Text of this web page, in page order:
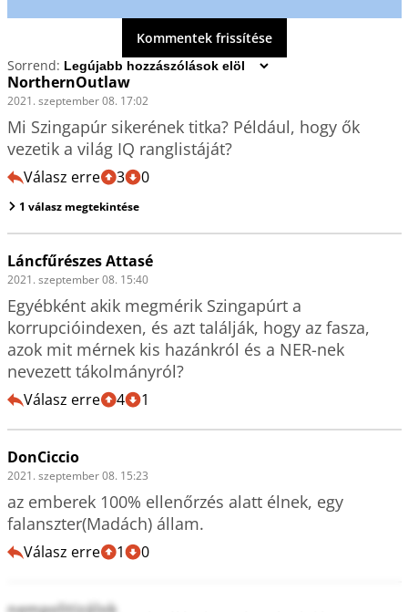
Kommentek frissítése
Sorrend:
NorthernOutlaw
2021. szeptember 08. 17:02
Mi Szingapúr sikerének titka? Például, hogy ők
vezetik a világ IQ ranglistáját?
Válasz erre 3 0
1 válasz megtekintése
Láncfűrészes Attasé
2021. szeptember 08. 15:40
Egyébként akik megmérik Szingapúrt a
korrupcióindexen, és azt találják, hogy az fasza,
azok mit mérnek kis hazánkról és a NER-nek
nevezett tákolmányról?
Válasz erre 4 1
DonCiccio
2021. szeptember 08. 15:23
az emberek 100% ellenőrzés alatt élnek, egy
falanszter(Madách) állam.
Válasz erre 1 0